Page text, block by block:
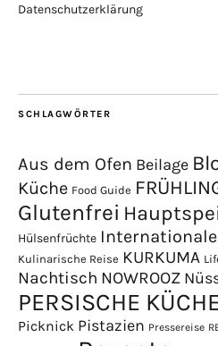
Datenschutzerklärung
SCHLAGWÖRTER
Aus dem Ofen Beilage
Küche Food Guide
Glutenfrei
Hülsenfrüchte
Kulinarische Reise KURKUMA
Nachtisch NOWROOZ
PERSISCHE
Picknick Pistazien Pressereise